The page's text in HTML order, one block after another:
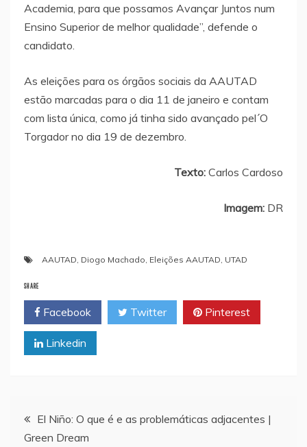
Academia, para que possamos Avançar Juntos num
Ensino Superior de melhor qualidade”, defende o
candidato.
As eleições para os órgãos sociais da AAUTAD
estão marcadas para o dia 11 de janeiro e contam
com lista única, como já tinha sido avançado pel´O
Torgador no dia 19 de dezembro.
Texto: Carlos Cardoso
Imagem: DR
AAUTAD Diogo Machado Eleições AAUTAD UTAD
SHARE
Facebook Twitter Pinterest
Linkedin
Navegação
El Niño: O que é e as problemáticas adjacentes |
Green Dream